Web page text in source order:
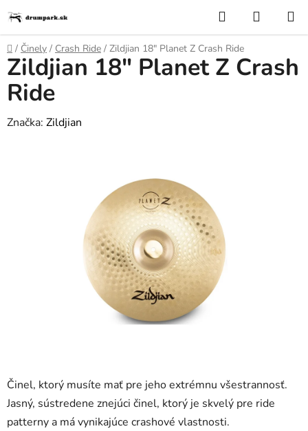
na
obsah
Hľadať
KOŠÍK
Domov
/ Činely / Crash Ride / Zildjian 18" Planet Z Crash Ride
Činel, ktorý musíte mať pre jeho extrémnu všestrannosť.
Jasný, sústredene znejúci činel, ktorý je skvelý pre ride
patterny a má vynikajúce crashové vlastnosti.
Zildjian 18" Planet Z Crash
Ride
Značka: Zildjian